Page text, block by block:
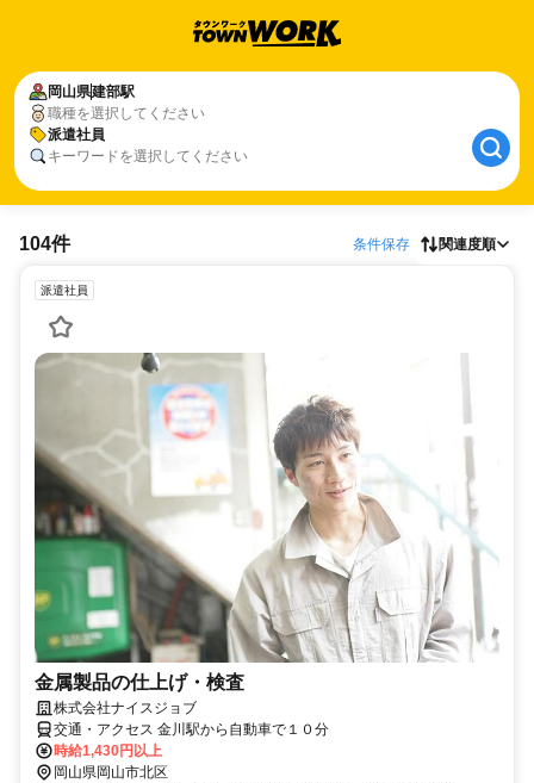
岡山県建部駅
職種を選択してください
派遣社員
キーワードを選択してください
104件 条件保存 関連度順
派遣社員
金属製品の仕上げ・検査
株式会社ナイスジョブ
交通・アクセス 金川駅から自動車で１０分
時給1,430円以上
岡山県岡山市北区